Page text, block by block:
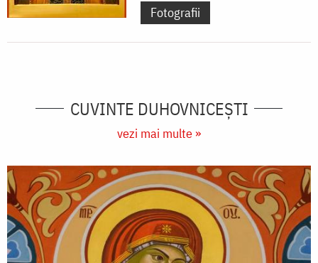
Fotografii
CUVINTE DUHOVNICEȘTI
vezi mai multe »